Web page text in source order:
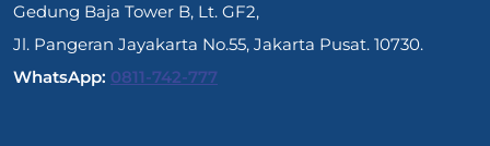
Gedung Baja Tower B, Lt. GF2,
Jl. Pangeran Jayakarta No.55, Jakarta Pusat. 10730.
WhatsApp: 0811-742-777